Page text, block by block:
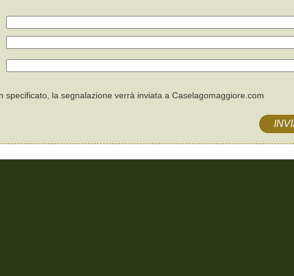
specificato, la segnalazione verrà inviata a Caselagomaggiore.com